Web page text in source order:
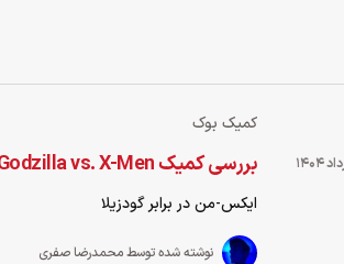
کمیک بوک
بررسی کمیک Godzilla vs. X-Men
ایکس-من در برابر گودزیلا
نوشته شده توسط محمدرضا صفری